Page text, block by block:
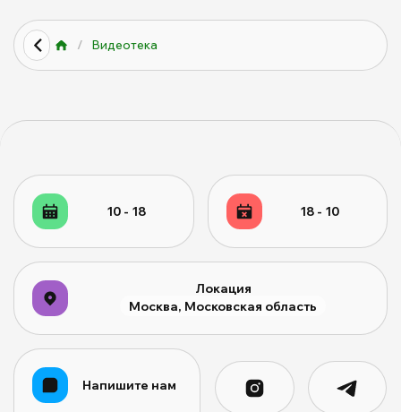
/ Видеотека
10 - 18 18 - 10
Локация
Москва, Московская область
Напишите нам